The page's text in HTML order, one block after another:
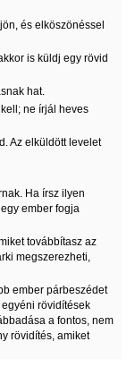
és elköszönéssel
is küldj egy rövid
hat.
ne írjál heves
Az elküldött levelet
Ha írsz ilyen
ember fogja
továbbítasz az
megszerezheti,
ember párbeszédet
rövidítések
a fontos, nem
rövidítés, amiket